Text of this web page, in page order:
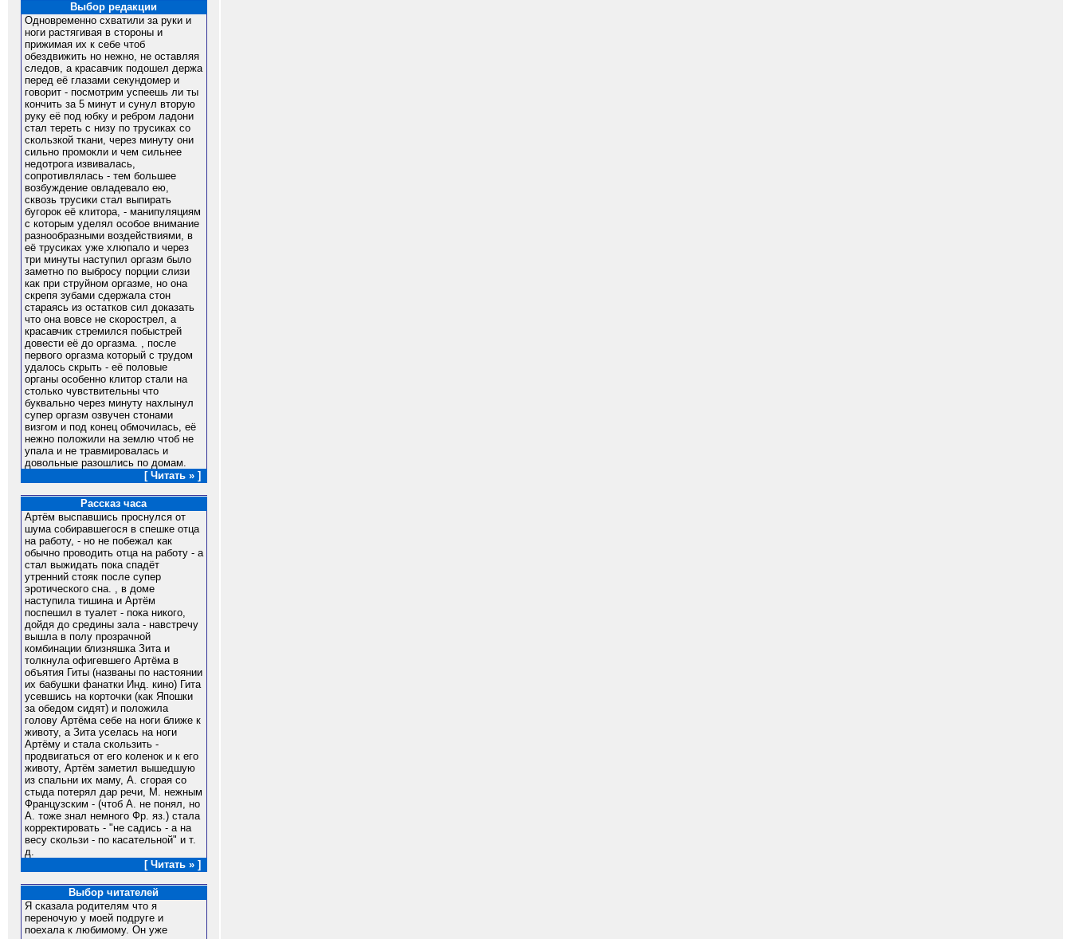
Выбор редакции
Одновременно схватили за руки и
ноги растягивая в стороны и
прижимая их к себе чтоб
обездвижить но нежно, не оставляя
следов, а красавчик подошел держа
перед её глазами секундомер и
говорит - посмотрим успеешь ли ты
кончить за 5 минут и сунул вторую
руку её под юбку и ребром ладони
стал тереть с низу по трусиках со
скользкой ткани, через минуту они
сильно промокли и чем сильнее
недотрога извивалась,
сопротивлялась - тем большее
возбуждение овладевало ею,
сквозь трусики стал выпирать
бугорок её клитора, - манипуляциям
с которым уделял особое внимание
разнообразными воздействиями, в
её трусиках уже хлюпало и через
три минуты наступил оргазм было
заметно по выбросу порции слизи
как при струйном оргазме, но она
скрепя зубами сдержала стон
стараясь из остатков сил доказать
что она вовсе не скорострел, а
красавчик стремился побыстрей
довести её до оргазма. , после
первого оргазма который с трудом
удалось скрыть - её половые
органы особенно клитор стали на
столько чувствительны что
буквально через минуту нахлынул
супер оргазм озвучен стонами
визгом и под конец обмочилась, её
нежно положили на землю чтоб не
упала и не травмировалась и
довольные разошлись по домам.
[ Читать » ]
Рассказ часа
Артём выспавшись проснулся от
шума собиравшегося в спешке отца
на работу, - но не побежал как
обычно проводить отца на работу - а
стал выжидать пока спадёт
утренний стояк после супер
эротического сна. , в доме
наступила тишина и Артём
поспешил в туалет - пока никого,
дойдя до средины зала - навстречу
вышла в полу прозрачной
комбинации близняшка Зита и
толкнула офигевшего Артёма в
объятия Гиты (названы по настоянии
их бабушки фанатки Инд. кино) Гита
усевшись на корточки (как Япошки
за обедом сидят) и положила
голову Артёма себе на ноги ближе к
животу, а Зита уселась на ноги
Артёму и стала скользить -
продвигаться от его коленок и к его
животу, Артём заметил вышедшую
из спальни их маму, А. сгорая со
стыда потерял дар речи, М. нежным
Французским - (чтоб А. не понял, но
А. тоже знал немного Фр. яз.) стала
корректировать - "не садись - а на
весу скользи - по касательной" и т.
д.
[ Читать » ]
Выбор читателей
Я сказала родителям что я
переночую у моей подруге и
поехала к любимому. Он уже